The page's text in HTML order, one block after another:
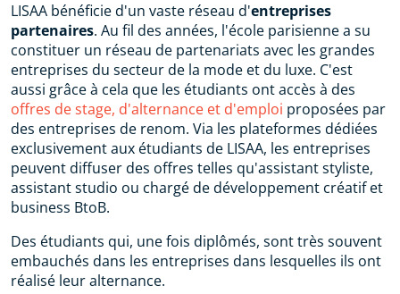
LISAA bénéficie d'un vaste réseau d'entreprises
partenaires. Au fil des années, l'école parisienne a su
constituer un réseau de partenariats avec les grandes
entreprises du secteur de la mode et du luxe. C'est
aussi grâce à cela que les étudiants ont accès à des
offres de stage, d'alternance et d'emploi proposées par
des entreprises de renom. Via les plateformes dédiées
exclusivement aux étudiants de LISAA, les entreprises
peuvent diffuser des offres telles qu'assistant styliste,
assistant studio ou chargé de développement créatif et
business BtoB.
Des étudiants qui, une fois diplômés, sont très souvent
embauchés dans les entreprises dans lesquelles ils ont
réalisé leur alternance.